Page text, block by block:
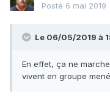
Posté 6 mai 2019
Le 06/05/2019 à
En effet, ça ne
vivent en groupe me